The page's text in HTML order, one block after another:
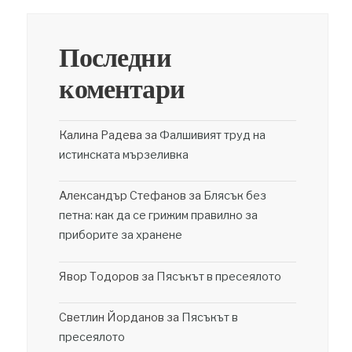
Последни
коментари
Калина Радева заФалшивият труд на
истинската мързеливка
Александър Стефанов за Блясък без
петна: как да се грижим правилно за
приборите за хранене
Явор Тодоров за Пясъкът в пресеялото
Светлин Йорданов за Пясъкът в
пресеялото